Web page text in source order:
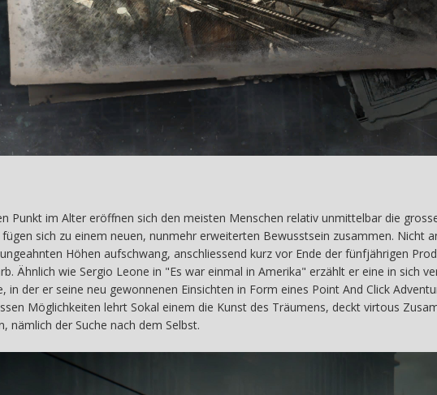
Punkt im Alter eröffnen sich den meisten Menschen relativ unmittelbar die
sich zu einem neuen, nunmehr erweiterten Bewusstsein zusammen. Nicht
Höhen aufschwang, anschliessend kurz vor Ende der fünfjährigen
Ähnlich wie Sergio Leone in "Es war einmal in Amerika" erzählt er eine in sich
in der er seine neu gewonnenen Einsichten in Form eines Point And Click
Möglichkeiten lehrt Sokal einem die Kunst des Träumens, deckt virtous
nämlich der Suche nach dem Selbst.